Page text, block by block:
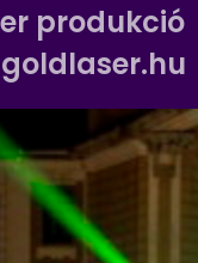
produkció